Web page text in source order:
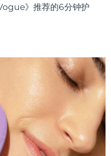
》推荐的6分钟护
预计送达日期8/10/26
预计送达日期8/11/26
预计送达日期
预计送达日期
预计送达日期8/13/26